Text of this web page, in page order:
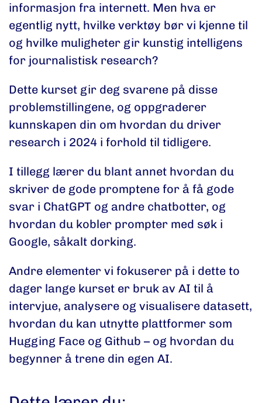
informasjon fra internett. Men hva er
egentlig nytt, hvilke verktøy bør vi kjenne til
og hvilke muligheter gir kunstig intelligens
for journalistisk research?
Dette kurset gir deg svarene på disse
problemstillingene, og oppgraderer
kunnskapen din om hvordan du driver
research i 2024 i forhold til tidligere.
I tillegg lærer du blant annet hvordan du
skriver de gode promptene for å få gode
svar i ChatGPT og andre chatbotter, og
hvordan du kobler prompter med søk i
Google, såkalt dorking.
Andre elementer vi fokuserer på i dette to
dager lange kurset er bruk av AI til å
intervjue, analysere og visualisere datasett,
hvordan du kan utnytte plattformer som
Hugging Face og Github – og hvordan du
begynner å trene din egen AI.